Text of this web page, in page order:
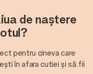
de naștere
pentru cineva care
în afara cutiei și să fii